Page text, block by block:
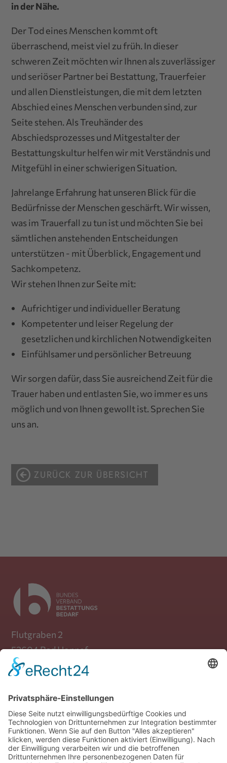
in der Nähe.
Der Tod eines Menschen kommt oft
überraschend, meist viel zu früh. In dieser
schweren Zeit möchten wir Ihnen als zuverlässiger
und seriöser Partner bei Bestattung, Trauerfeier
und allen Dienstleistungen, die mit dem letzten
Abschied eines Menschen verbunden sind, zur
Seite stehen. Als Treuhänder des
Abschiedsprozesses und Mitgestalter der
Bestattungskultur helfen wir mit Verständnis und
Mitgefühl in einer schwierigen Situation.
Jahrelange Erfahrung hat unseren Blick für die
Bedürfnisse der Menschen geschärft. Wir wissen,
was im Trauerfall zu tun ist und möchten Sie bei
sämtlichen anstehenden Entscheidungen
unterstützen - mit Überblick, Engagement und
Sachkompetenz.
Wir stehen Ihnen zur Seite mit:
Aufrichtiger und individueller Beratung
Kompetenter und leiser Regelung der
gesetzlichen und kirchlichen Notwendigkeiten
Einfühlsamer und persönlicher Betreuung
Wir sorgen dafür, dass Sie ausreichend Zeit für die
Trauer haben und entlasten Sie, wo immer es uns
möglich und von Ihnen gewollt ist. Sprechen Sie
uns an.
ZURÜCK ZUR ÜBERSICHT
Flutgraben 2
53604 Bad Honnef
Telefon: +49 (0) 30 / 39 88 72 470
bestattungsbedarf.de